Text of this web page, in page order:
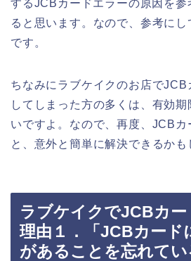
するJCBカードエラーの原因を参
ると思います。なので、参考に
です。
ちなみにラブケイクのお店でJCB
してしまった方の多くは、有効
いですよ。なので、再度、JCBカ
と、意外と簡単に解決できるかも
ラブケイクでJCBカ
理由１．「JCBカード
があることを忘れてい